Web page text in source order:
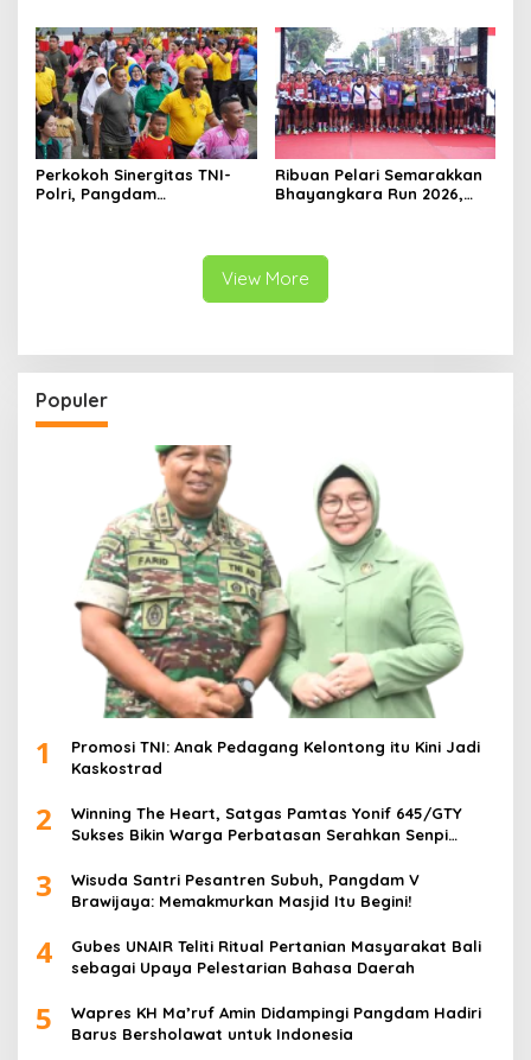
Perkokoh Sinergitas TNI-
Polri, Pangdam
Ribuan Pelari Semarakkan
Bhayangkara Run 2026,
View More
Populer
1
Promosi TNI: Anak Pedagang Kelontong itu Kini Jadi
Kaskostrad
2
Winning The Heart, Satgas Pamtas Yonif 645/GTY
Sukses Bikin Warga Perbatasan Serahkan Senpi
3
Wisuda Santri Pesantren Subuh, Pangdam V
Brawijaya: Memakmurkan Masjid Itu Begini!
4
Gubes UNAIR Teliti Ritual Pertanian Masyarakat Bali
sebagai Upaya Pelestarian Bahasa Daerah
5
Wapres KH Ma’ruf Amin Didampingi Pangdam Hadiri
Barus Bersholawat untuk Indonesia